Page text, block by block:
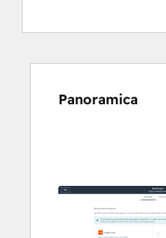
Panoramica
per